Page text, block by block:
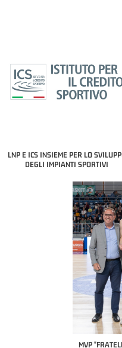
LNP E ICS INSIEME PER LO
DEGLI IMPIANTI SPORTIVI
MVP